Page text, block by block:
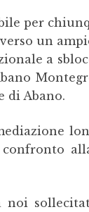
per
un
a
di Abano.
noi